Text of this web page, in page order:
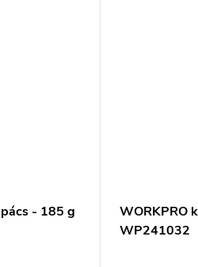
- 185 g
WORKPRO
WP241032